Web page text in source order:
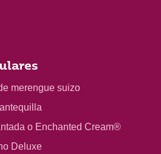
merengue suizo
o Enchanted Cream®
Deluxe